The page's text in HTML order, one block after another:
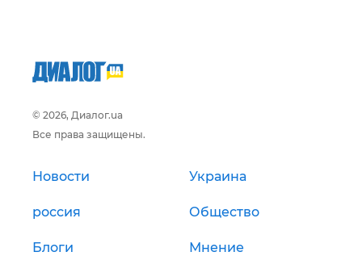
© 2026, Диалог.ua
Все права защищены.
Новости Украина
россия Общество
Блоги Мнение